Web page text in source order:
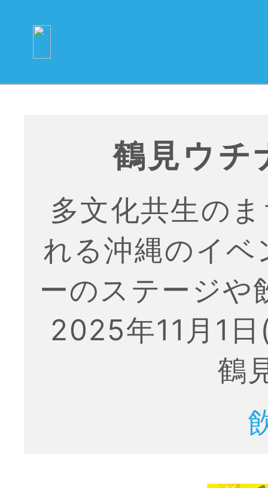
鶴見ウチ
多文化共生の
れる沖縄のイ
ーのステージや
2025年11月1
鶴